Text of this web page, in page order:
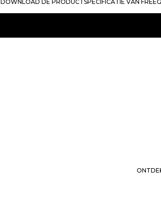
DOWNLOAD DE PRODUCTSPECIFICATIE VAN